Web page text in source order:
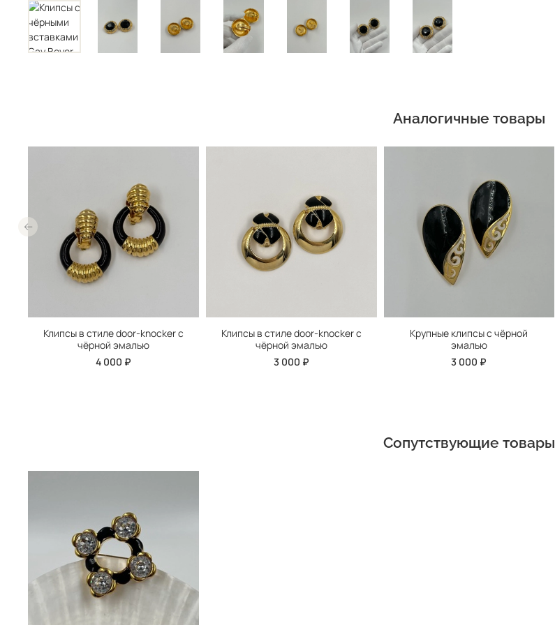
Аналогичные товары
Клипсы в стиле door-knocker с
чёрной эмалью
4 000 ₽
Клипсы в стиле door-knocker с
чёрной эмалью
3 000 ₽
Крупные клипсы с чёрной
эмалью
3 000 ₽
Сопутствующие товары